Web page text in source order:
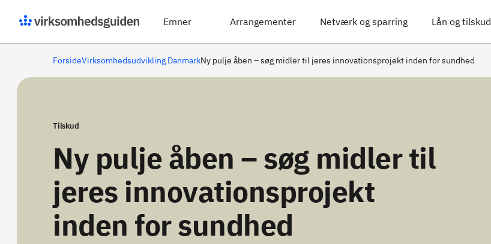
Emner Arrangementer Netværk og sparring Lån og tilskud
ForsideVirksomhedsudvikling DanmarkNy pulje åben – søg midler til jeres innovationsprojekt inden for sundhed
Tilskud
Ny pulje åben – søg midler til
jeres innovationsprojekt
inden for sundhed